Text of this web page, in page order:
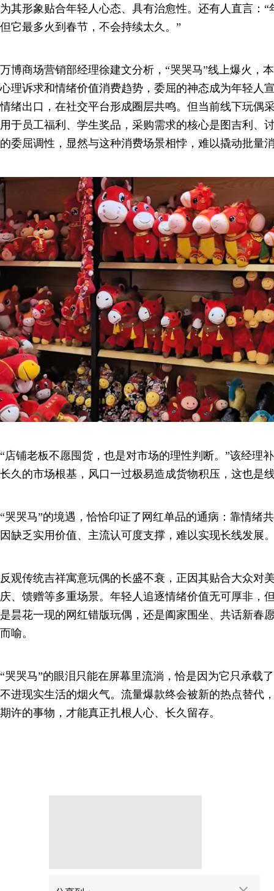
为其形象贴合年轻人心态、具有治愈性。还有人直言：
但它最多火到春节，不会持续太久。”
万博商场营销部经理徐建文分析，“哭哭马”线上爆火，
心理诉求和情绪价值消费趋势，委屈的神态成为年轻人
情绪出口，在社交平台形成圈层共鸣。但当前线下玩偶
用于员工福利、学生奖品，采购需求的核心是图吉利、
的委屈调性，显然与这种消费场景相悖，难以撬动批量
“店铺老板不愿囤货，也是对市场的理性判断。”该经理
长久的市场根基，风口一过极易造成货物积压，这也是
“哭哭马”的境遇，恰恰印证了网红单品的通病：靠情绪
因缺乏实用价值、主流认可度支撑，难以实现长线发展
反观传统吉祥寓意玩偶的长盛不衰，正因其贴合大众对
庆、馈赠等多重场景。年轻人追逐情绪价值无可厚非，
是昙花一现的网红错版玩偶，还是阖家围坐、共话新春
而喻。
“哭哭马”的眼泪只能在屏幕里流淌，恰是因为它只承载
不进现实生活的烟火气。流量爆款终会被新的热点替代
期许的事物，才能真正扎根人心、长久留存。